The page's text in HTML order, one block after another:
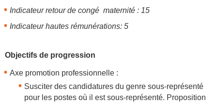
Indicateur retour de congé maternité : 15
Indicateur hautes rémunérations: 5
Objectifs de progression
Axe promotion professionnelle :
Susciter des candidatures du genre sous-représenté
pour les postes où il est sous-représenté. Proposition